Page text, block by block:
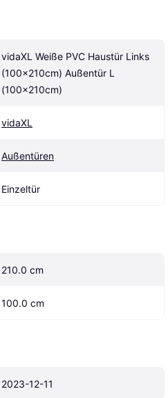
vidaXL Weiße PVC Haustür Links
(100x210cm) Außentür L
(100x210cm)
vidaXL
Außentüren
Einzeltür
210.0 cm
100.0 cm
2023-12-11